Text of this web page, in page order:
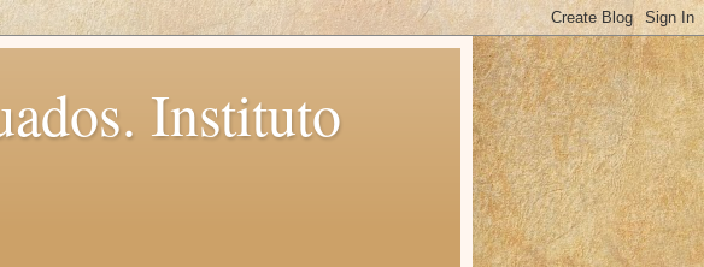
Instituto